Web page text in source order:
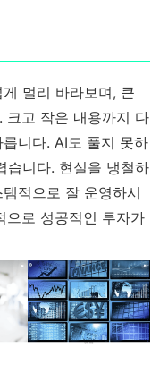
멀리 바라보며, 큰
크고 작은 내용까지 다
니다. AI도 풀지 못하
습니다. 현실을 냉철하
적으로 잘 운영하시
으로 성공적인 투자가